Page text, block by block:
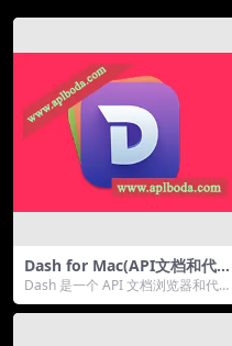
Dash for Mac(API文档和代
码段管理器)v7.3.1直装版
Dash 是一个 API 文档浏览器和代
码片段管理器。Dash 存储代码片段
并立...